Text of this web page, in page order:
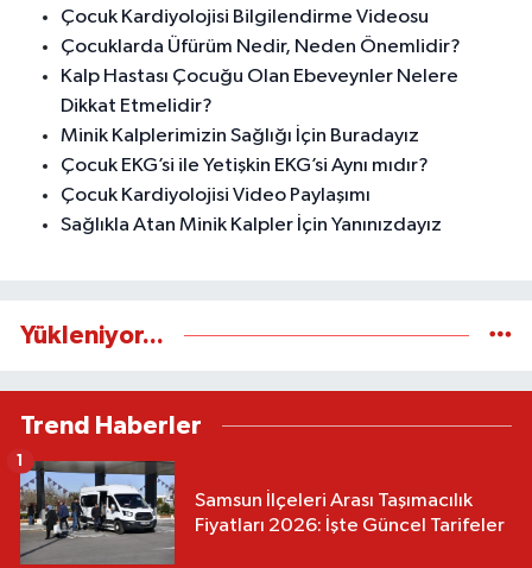
Çocuk Kardiyolojisi Bilgilendirme Videosu
Çocuklarda Üfürüm Nedir, Neden Önemlidir?
Kalp Hastası Çocuğu Olan Ebeveynler Nelere
Dikkat Etmelidir?
Minik Kalplerimizin Sağlığı İçin Buradayız
Çocuk EKG’si ile Yetişkin EKG’si Aynı mıdır?
Çocuk Kardiyolojisi Video Paylaşımı
Sağlıkla Atan Minik Kalpler İçin Yanınızdayız
Yükleniyor...
Trend Haberler
Samsun İlçeleri Arası Taşımacılık
Fiyatları 2026: İşte Güncel Tarifeler
1